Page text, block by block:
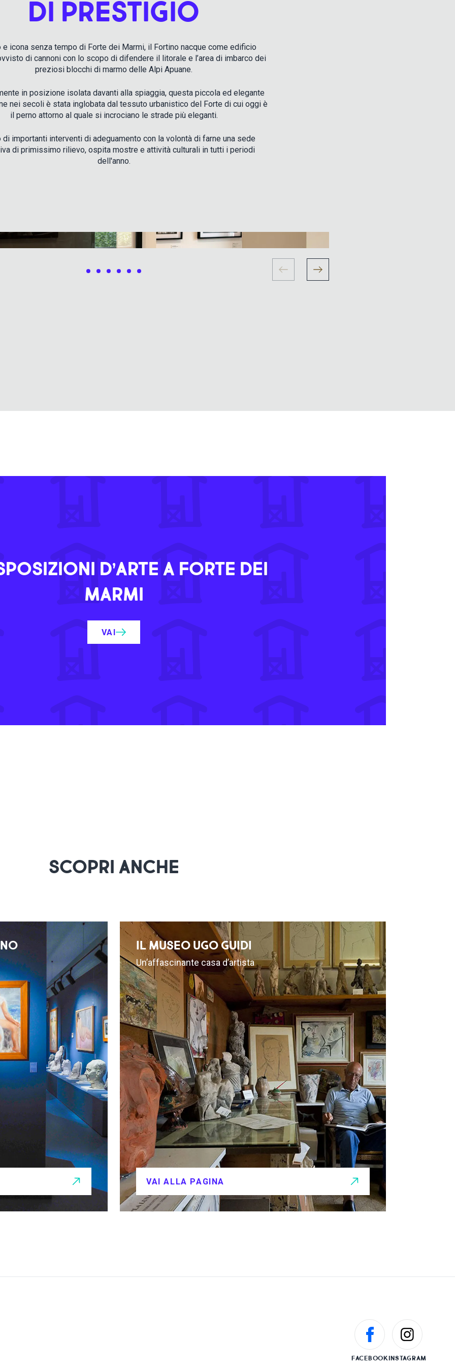
DI PRESTIGIO
e icona senza tempo di Forte dei Marmi, il Fortino nacque come edificio
di cannoni con lo scopo di difendere il litorale e l’area di imbarco dei
preziosi blocchi di marmo delle Alpi Apuane.
in posizione isolata davanti alla spiaggia, questa piccola ed elegante
nei secoli è stata inglobata dal tessuto urbanistico del Forte di cui oggi è
il perno attorno al quale si incrociano le strade più eleganti.
di importanti interventi di adeguamento con la volontà di farne una sede
di primissimo rilievo, ospita mostre e attività culturali in tutti i periodi
dell'anno.
D’ARTE A FORTE DEI
MARMI
VAI
SCOPRI ANCHE
IL MUSEO UGO GUIDI
Un’affascinante casa d’artista
VAI ALLA PAGINA
FACEBOOKINSTAGRAM